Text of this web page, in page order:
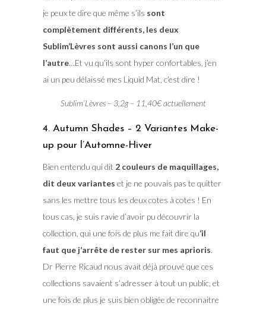
je peux te dire que même s’ils sont
complètement différents, les deux
Sublim’Lèvres sont aussi canons l’un que
l’autre…Et vu qu’ils sont hyper confortables, j’en
ai un peu délaissé mes Liquid Mat, c’est dire !
Sublim’Lèvres – 3,2g – 11,40€ actuellement
4. Autumn Shades – 2 Variantes Make-
up pour l’Automne-Hiver
Bien entendu qui dit 2 couleurs de maquillages,
dit deux variantes et je ne pouvais pas te quitter
sans les mettre tous les deux cotes à cotes ! En
tous cas, je suis ravie d’avoir pu découvrir la
collection, qui une fois de plus me fait dire qu‘il
faut que j’arrête de rester sur mes aprioris.
Dr Pierre Ricaud nous avait déjà prouvé que ces
collections savaient s’adresser à tout un public, et
une fois de plus je suis bien obligée de reconnaitre